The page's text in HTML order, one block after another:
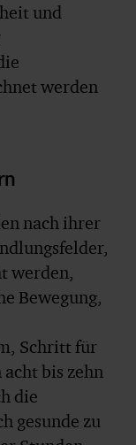
und
werden
nach ihrer
werden,
Bewegung,
Schritt für
bis zehn
die
gesunde zu